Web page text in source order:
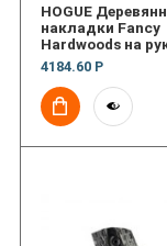
HOGUE
накладки Fancy
Hardwoods на
пистолета 1911
Government/
Mag Well
4184.60 Р